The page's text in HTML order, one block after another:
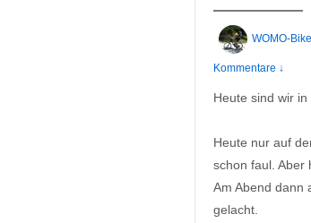
WOMO-
Kommentare ↓
Heute sind wir
Heute nur auf
schon faul. Aber
Am Abend dann
gelacht.